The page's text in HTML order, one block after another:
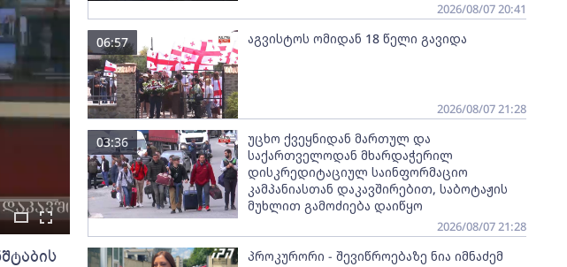
2026/08/07 20:41
აგვისტოს ომიდან 18 წელი გავიდა
06:57
2026/08/07 21:28
უცხო ქვეყნიდან მართულ და
საქართველოდან მხარდაჭერილ
დისკრედიტაციულ საინფორმაციო
კამპანიასთან დაკავშირებით, საბოტაჟის
მუხლით გამოძიება დაიწყო
03:36
2026/08/07 21:28
პროკურორი - შევიწროებაზე ნია იმნაძემ